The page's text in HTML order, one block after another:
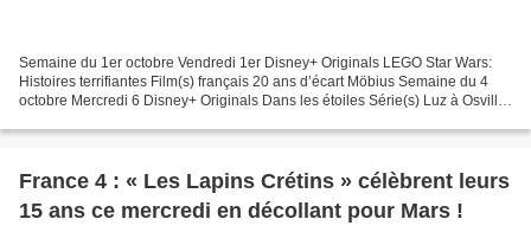
Semaine du 1er octobre Vendredi 1er Disney+ Originals LEGO Star Wars:
Histoires terrifiantes Film(s) français 20 ans d’écart Möbius Semaine du 4
octobre Mercredi 6 Disney+ Originals Dans les étoiles Série(s) Luz à Osville
France 4 : « Les Lapins Crétins » célèbrent leurs
15 ans ce mercredi en décollant pour Mars !